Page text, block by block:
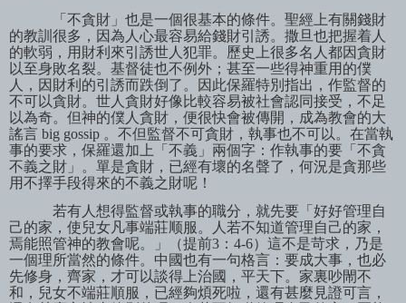
「不貪財」也是一個很基本的條件。聖經上有關錢財
的教訓很多，因為人心最容易給錢財引誘。撒旦也把握着人
的軟弱，用財利來引誘世人犯罪。歷史上很多名人都因貪財
以至身敗名裂。基督徒也不例外；甚至一些得神重用的僕
人，因財利的引誘而跌倒了。因此保羅特別指出，作監督的
不可以貪財。世人貪財好像比較容易被社會認同接受，不足
以為奇。但神的僕人貪財，便很快會被傳開，成為教會的大
謠言 big gossip 。不但監督不可貪財，執事也不可以。在當執
事的要求，保羅還加上「不義」兩個字：作執事的要「不貪
不義之財」。單是貪財，已經有壞的名聲了，何況是貪那些
用不擇手段得來的不義之財呢！
若有人想得監督或執事的職分，就先要「好好管理自
己的家，使兒女凡事端莊顺服。人若不知道管理自己的家，
焉能照管神的教會呢。」（提前3 ： 4-6）這不是苛求，乃是
一個理所當然的條件。中國也有一句格言：要成大事，也必
先修身，齊家，才可以談得上治國，平天下。家裏吵閙不
和，兒女不端莊順服，已經夠煩死啦，還有甚麼見證可言，